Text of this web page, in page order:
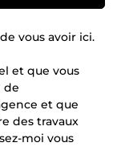
vous avoir ici.
et que vous
de
et que
des travaux
moi vous